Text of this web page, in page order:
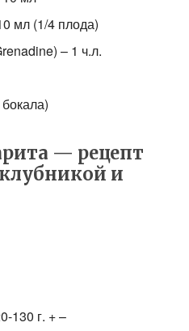
мл (1/4 плода)
– 1 ч.л.
— рецепт
и
130 г. + –